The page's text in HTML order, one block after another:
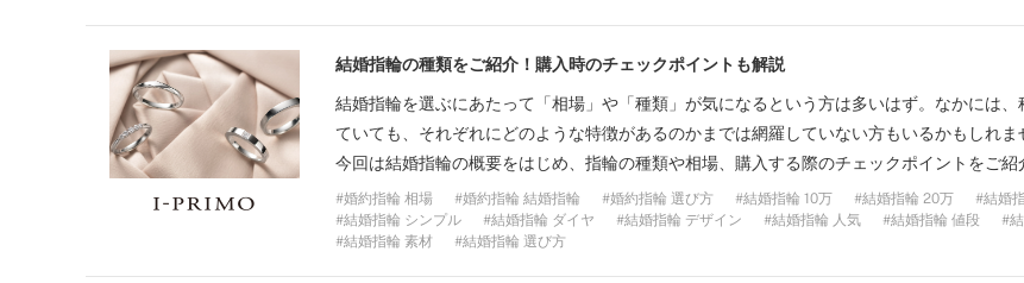
結婚指輪の種類をご紹介！購入時のチェックポイントも解説
結婚指輪を選ぶにあたって「相場」や「種類」が気になるという方は多いはず。なかには、
ていても、それぞれにどのような特徴があるのかまでは網羅していない方もいるかもしれま
今回は結婚指輪の概要をはじめ、指輪の種類や相場、購入する際のチェックポイントをご紹
婚約指輪 相場 婚約指輪 結婚指輪 婚約指輪 選び方 結婚指輪 10万 結婚指輪 20万
結婚
結婚指輪 シンプル
結婚指輪 ダイヤ 結婚指輪 デザイン 結婚指輪 人気 結婚指輪 値段
結婚指輪 素材
結婚指輪 選び方